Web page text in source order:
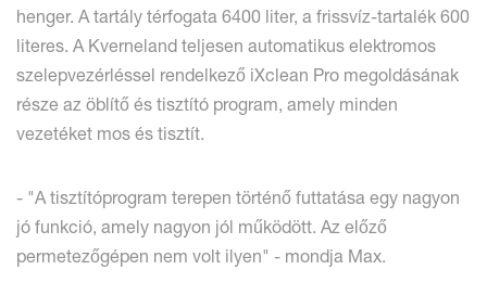
henger. A tartály térfogata 6400 liter, a frissvíz-tartalék 600
literes. A Kverneland teljesen automatikus elektromos
szelepvezérléssel rendelkező iXclean Pro megoldásának
része az öblítő és tisztító program, amely minden
vezetéket mos és tisztít.
- "A tisztítóprogram terepen történő futtatása egy nagyon
jó funkció, amely nagyon jól működött. Az előző
permetezőgépen nem volt ilyen" - mondja Max.